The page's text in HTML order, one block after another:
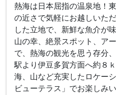
熱海は日本屈指の温泉地！
の近さで気軽にお越しいた
した立地で、新鮮な魚介が
山の幸、絶景スポット、ア
で、熱海の観光を思う存分
駅より伊豆多賀方面へ約８
海、山など充実したロケー
ビューテラス」でお楽しみ